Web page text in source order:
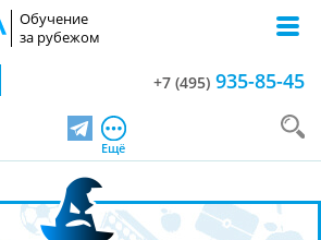
Обучение
за рубежом
+7 (495) 935-85-45
TelegramЕщё